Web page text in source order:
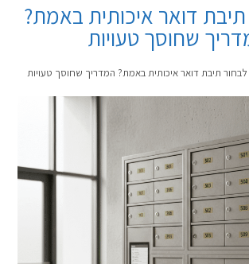
דואר איכותית באמת?
שחוסך טעויות
לבחור תיבת דואר איכותית באמת? המדריך שחוסך טעויות